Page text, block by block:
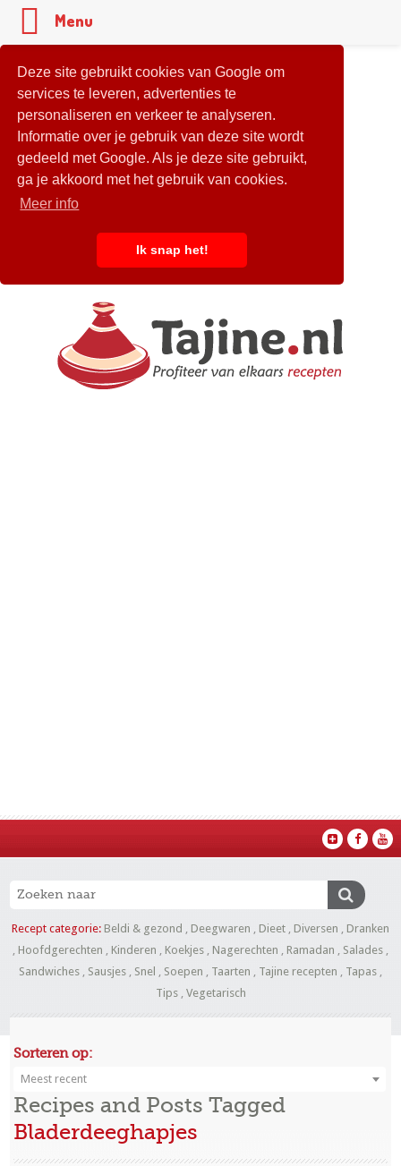
Deze site gebruikt cookies van Google om
services te leveren, advertenties te
personaliseren en verkeer te analyseren.
Informatie over je gebruik van deze site wordt
gedeeld met Google. Als je deze site gebruikt,
ga je akkoord met het gebruik van cookies.
Meer info
Ik snap het!
Recept categorie: Beldi & gezond , Deegwaren , Dieet , Diversen , Dranken
, Hoofdgerechten , Kinderen , Koekjes , Nagerechten , Ramadan , Salades ,
Sandwiches , Sausjes , Snel , Soepen , Taarten , Tajine recepten , Tapas ,
Tips, Vegetarisch
Sorteren op:
Meest recent
Recipes and Posts Tagged
Bladerdeeghapjes
Menu